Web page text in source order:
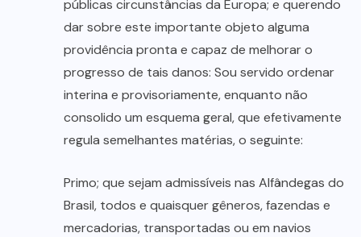
públicas circunstâncias da Europa; e querendo
dar sobre este importante objeto alguma
providência pronta e capaz de melhorar o
progresso de tais danos: Sou servido ordenar
interina e provisoriamente, enquanto não
consolido um esquema geral, que efetivamente
regula semelhantes matérias, o seguinte:
Primo; que sejam admissíveis nas Alfândegas do
Brasil, todos e quaisquer gêneros, fazendas e
mercadorias, transportadas ou em navios